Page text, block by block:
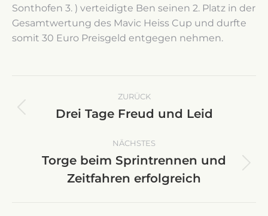
Sonthofen 3. ) verteidigte Ben seinen 2. Platz in der
Gesamtwertung des Mavic Heiss Cup und durfte
somit 30 Euro Preisgeld entgegen nehmen.
Kommentarnavigation
ZURÜCK
Vorheriger
Drei Tage Freud und Leid
NÄCHSTES
Beitrag:
Torge beim Sprintrennen und
Zeitfahren erfolgreich